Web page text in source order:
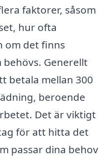
faktorer, såsom
hur ofta
om det finns
Generellt
betala mellan 300
beroende
Det är viktigt
för att hitta det
passar dina behov